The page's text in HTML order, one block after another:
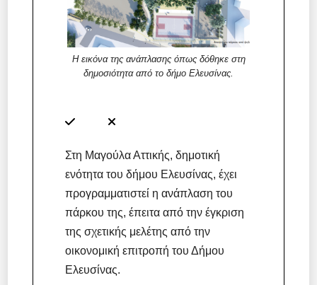
Η εικόνα της ανάπλασης όπως δόθηκε στη
δημοσιότητα από το δήμο Ελευσίνας.
Στη Μαγούλα Αττικής, δημοτική
ενότητα του δήμου Ελευσίνας, έχει
προγραμματιστεί η ανάπλαση του
πάρκου της, έπειτα από την έγκριση
της σχετικής μελέτης από την
οικονομική επιτροπή του Δήμου
Ελευσίνας.